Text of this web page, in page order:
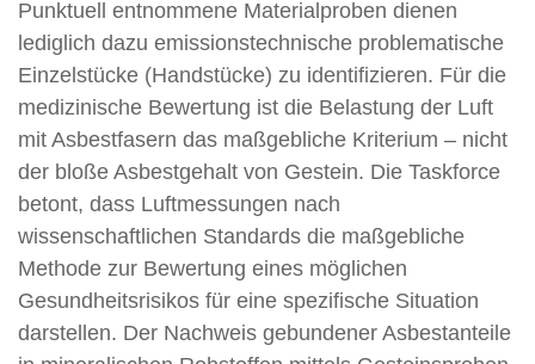
Punktuell entnommene Materialproben dienen
lediglich dazu emissionstechnische problematische
Einzelstücke (Handstücke) zu identifizieren. Für die
medizinische Bewertung ist die Belastung der Luft
mit Asbestfasern das maßgebliche Kriterium – nicht
der bloße Asbestgehalt von Gestein. Die Taskforce
betont, dass Luftmessungen nach
wissenschaftlichen Standards die maßgebliche
Methode zur Bewertung eines möglichen
Gesundheitsrisikos für eine spezifische Situation
darstellen. Der Nachweis gebundener Asbestanteile